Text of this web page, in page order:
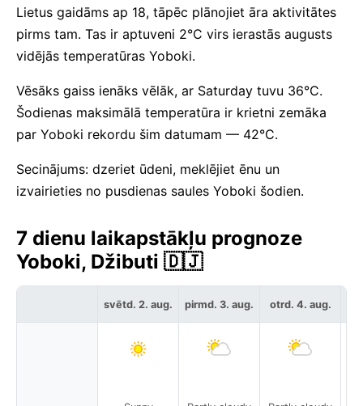
Lietus gaidāms ap 18, tāpēc plānojiet āra aktivitātes
pirms tam. Tas ir aptuveni 2°C virs ierastās augusts
vidējās temperatūras Yoboki.
Vēsāks gaiss ienāks vēlāk, ar Saturday tuvu 36°C.
Šodienas maksimālā temperatūra ir krietni zemāka
par Yoboki rekordu šim datumam — 42°C.
Secinājums: dzeriet ūdeni, meklējiet ēnu un
izvairieties no pusdienas saules Yoboki šodien.
7 dienu laikapstākļu prognoze
Yoboki, Džibuti 🇩🇯
svētd. 2. aug. pirmd. 3. aug. otrd. 4. aug.